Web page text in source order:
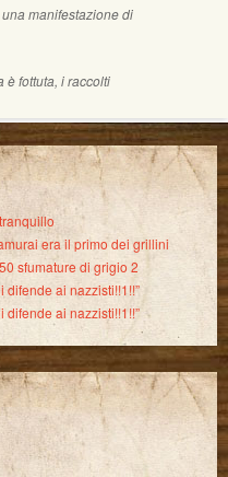
manifestazione di
è fottuta, i raccolti
era il primo dei grillini
sfumature di grigio 2
difende ai nazzisti!!1!!”
difende ai nazzisti!!1!!”